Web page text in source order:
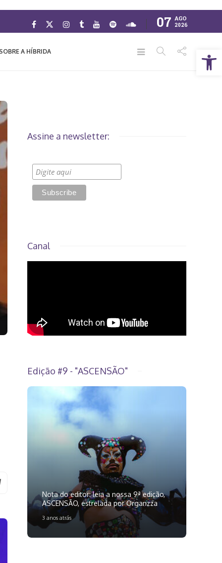
Abrir a barra de ferramentas
07 AGO
2026
A HÍBRIDA
Assine a newsletter:
Canal
Edição #9 - "ASCENSÃO"
Nota do editor: leia a nossa 9ª edição,
ASCENSÃO, estrelada por Organzza
3 anos atrás